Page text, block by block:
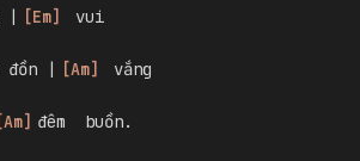
| [Em]
vui
đồn | [Am]
vắng
[Am] đêm  buồn.